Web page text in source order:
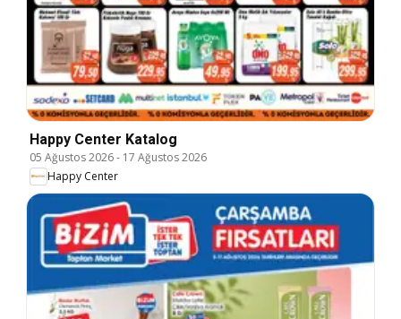
Happy Center Katalog
05 Ağustos 2026- 17 Ağustos 2026
Happy Center